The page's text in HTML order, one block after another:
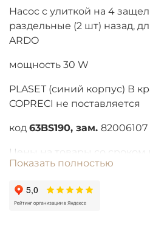
Насос с улиткой на 4
раздельные (2 шт) назад,
ARDO
мощность 30 W
PLASET (синий корпус) В
COPRECI не поставляется
код 63BS190, зам. 82006107
Цены на товары со
ОДНОГО МЕСЯЦА подлежат
Показать полностью